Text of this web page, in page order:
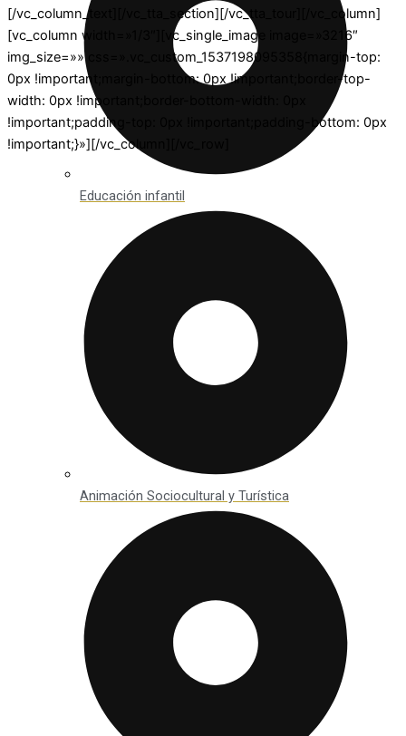
Educación infantil
Animación Sociocultural y Turística
[/vc_column_text][/vc_tta_section][/vc_tta_tour][/vc_column]
[vc_column width=»1/3″][vc_single_image image=»3216″
img_size=»» css=».vc_custom_1537198095358{margin-top:
0px !important;margin-bottom: 0px !important;border-top-
width: 0px !important;border-bottom-width: 0px
!important;padding-top: 0px !important;padding-bottom: 0px
!important;}»][/vc_column][/vc_row]